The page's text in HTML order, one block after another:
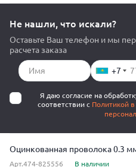
Не нашли, что искали?
Оставьте Ваш телефон и мы
расчета заказа
+7
Я даю согласие на
соответствии с Политикой
Оцинкованная проволока 0.3
Арт.474-825556 В наличии